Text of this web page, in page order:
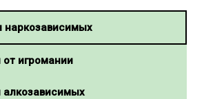
наркозависимых
игромании
алкозависимых